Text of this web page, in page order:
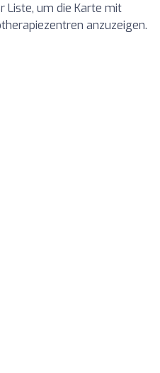
Liste, um die Karte mit
anzuzeigen.